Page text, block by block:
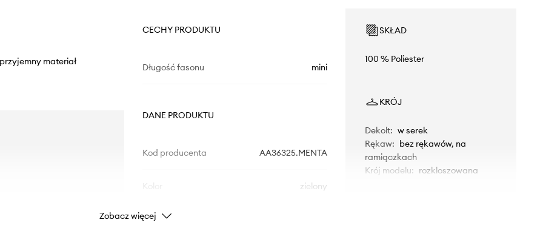
materiał
CECHY PRODUKTU
Długość fasonu mini
DANE PRODUKTU
Kod producenta AA36325.MENTA
zielony
Marka
SKŁAD
100 % Poliester
KRÓJ
Dekolt: w serek
Rękaw: bez rękawów, na
ramiączkach
Krój modelu: rozkloszowana
Zobacz więcej